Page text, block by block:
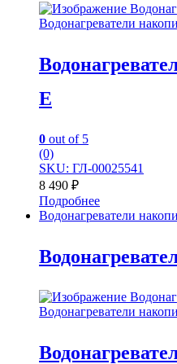
Водонагреватели
E
0 out of 5
(0)
SKU: ГЛ-00025541
8 490 ₽
Подробнее
Водонагреватели
Водонагреватели